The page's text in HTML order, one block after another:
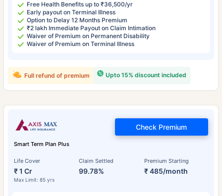
Free Health Benefits up to ₹36,500/yr
Early payout on Terminal Illness
Option to Delay 12 Months Premium
₹2 lakh Immediate Payout on Claim Intimation
Waiver of Premium on Permanent Disability
Waiver of Premium on Terminal Illness
Upto 15% discount included
Full refund of premium
Smart Term Plan Plus
Life Cover
₹ 1 Cr
Max Limit: 85 yrs
Claim Settled
99.78%
Premium Starting
₹ 485/month
Check Premium